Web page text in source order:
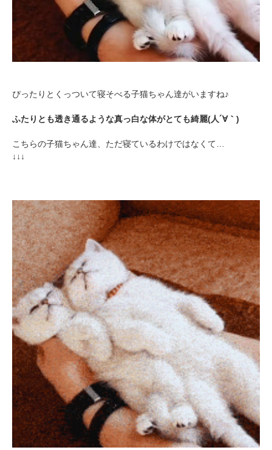
ぴったりとくっついて寝そべる子猫ちゃん達がいますね♪
ふたりとも透き通るような真っ白な体がとても綺麗(人´∀｀)
こちらの子猫ちゃん達、ただ寝ているわけではなくて…
↓↓↓